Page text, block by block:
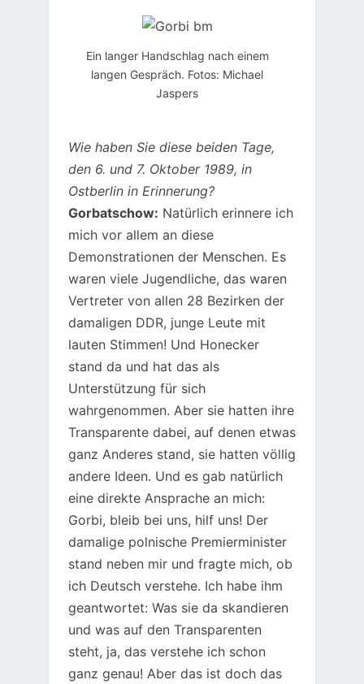
Ein langer Handschlag nach einem
langen Gespräch. Fotos: Michael
Jaspers
Wie haben Sie diese beiden Tage,
den 6. und 7. Oktober 1989, in
Ostberlin in Erinnerung?
Gorbatschow: Natürlich erinnere ich
mich vor allem an diese
Demonstrationen der Menschen. Es
waren viele Jugendliche, das waren
Vertreter von allen 28 Bezirken der
damaligen DDR, junge Leute mit
lauten Stimmen! Und Honecker
stand da und hat das als
Unterstützung für sich
wahrgenommen. Aber sie hatten ihre
Transparente dabei, auf denen etwas
ganz Anderes stand, sie hatten völlig
andere Ideen. Und es gab natürlich
eine direkte Ansprache an mich:
Gorbi, bleib bei uns, hilf uns! Der
damalige polnische Premierminister
stand neben mir und fragte mich, ob
ich Deutsch verstehe. Ich habe ihm
geantwortet: Was sie da skandieren
und was auf den Transparenten
steht, ja, das verstehe ich schon
ganz genau! Aber das ist doch das